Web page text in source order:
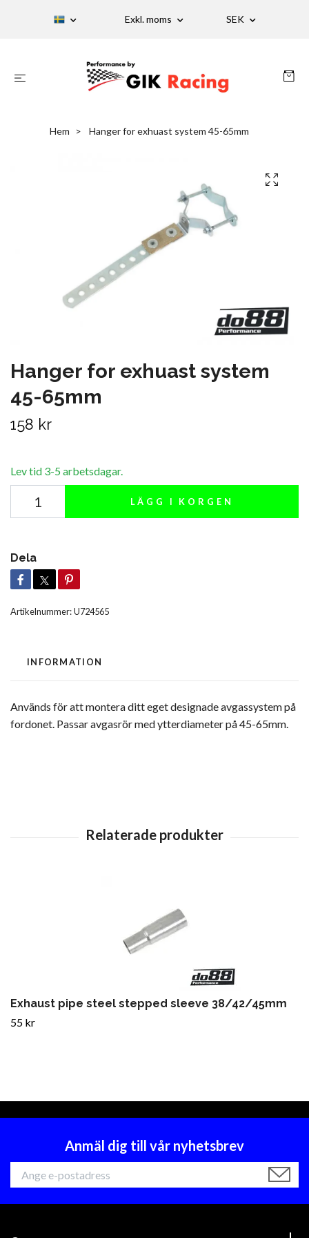
Exkl. moms SEK
Hem Hanger for exhuast system 45-65mm
Hanger for exhuast system
45-65mm
158 kr
Lev tid 3-5 arbetsdagar.
LÄGG I KORGEN
Dela
Artikelnummer:U724565
INFORMATION
Används för att montera ditt eget designade avgassystem på
fordonet. Passar avgasrör med ytterdiameter på 45-65mm.
Exhaust pipe steel stepped sleeve 38/42/45mm
55 kr
Anmäl dig till vår nyhetsbrev